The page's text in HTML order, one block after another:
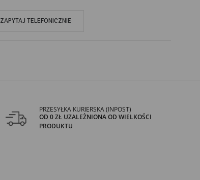
ZAPYTAJ TELEFONICZNIE
PRZESYŁKA KURIERSKA (INPOST)
OD 0 ZŁ UZALEŻNIONA OD WIELKOŚCI
PRODUKTU